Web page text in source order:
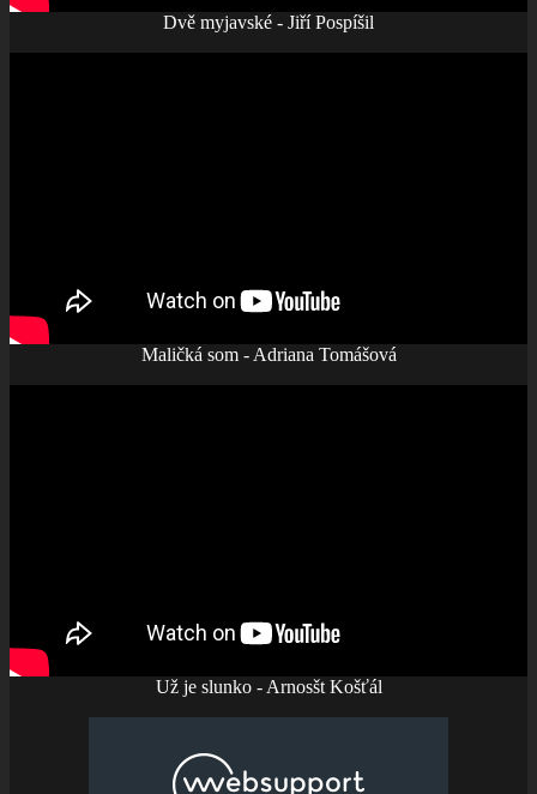
Dvě myjavské - Jiří Pospíšil
Maličká som - Adriana Tomášová
Už je slunko - Arnosšt Košťál